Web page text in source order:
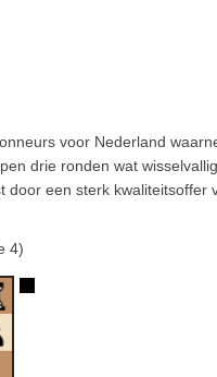
voor Nederland
drie ronden wat
door een sterk kwaliteitsoffer
4)